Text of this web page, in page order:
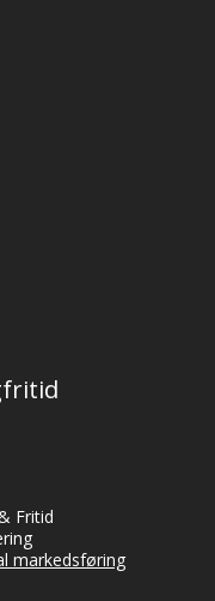
Fritid
markedsføring